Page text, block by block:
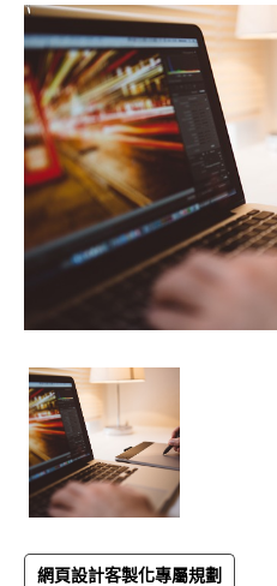
網頁設計客製化專屬規劃